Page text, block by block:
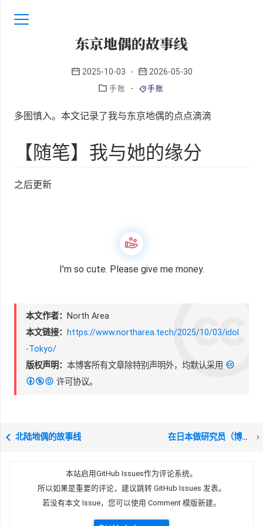
东京地偶的故事线
2025-10-03 - 2026-05-30
手账 - 手账
多图慎入。本文记录了我与东京地偶的点点滴滴
【随笔】我与她的缘分
之后更新
I'm so cute. Please give me money.
本文作者： North Area
本文链接： https://www.northarea.tech/2025/10/03/idol
-Tokyo/
版权声明： 本博客所有文章除特别声明外，均默认采用
许可协议。
北陆地偶的故事线 在日本做研究员（博士后）的这半年の手账
本站启用GitHub Issues作为评论系统。
所以如果是重要的评论，建议跳转 GitHub Issues 发表。
若没有本文 Issue，您可以使用 Comment 模版新建。